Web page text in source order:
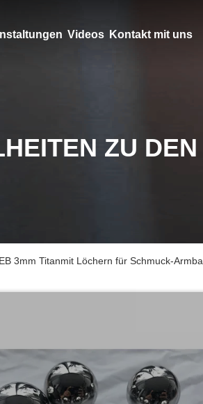
Videos Kontakt mit uns
ZU
3mm Titanmit Löchern für Schmuck-